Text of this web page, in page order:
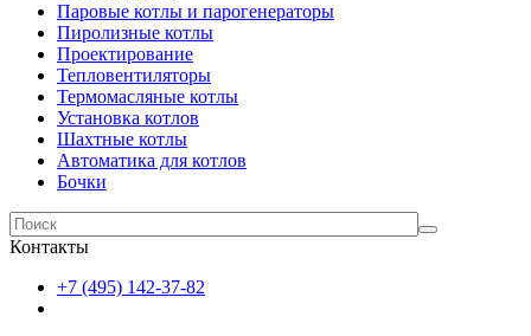
Паровые котлы и парогенераторы
Пиролизные котлы
Проектирование
Тепловентиляторы
Термомасляные котлы
Установка котлов
Шахтные котлы
Автоматика для котлов
Бочки
Контакты
+7 (495) 142-37-82